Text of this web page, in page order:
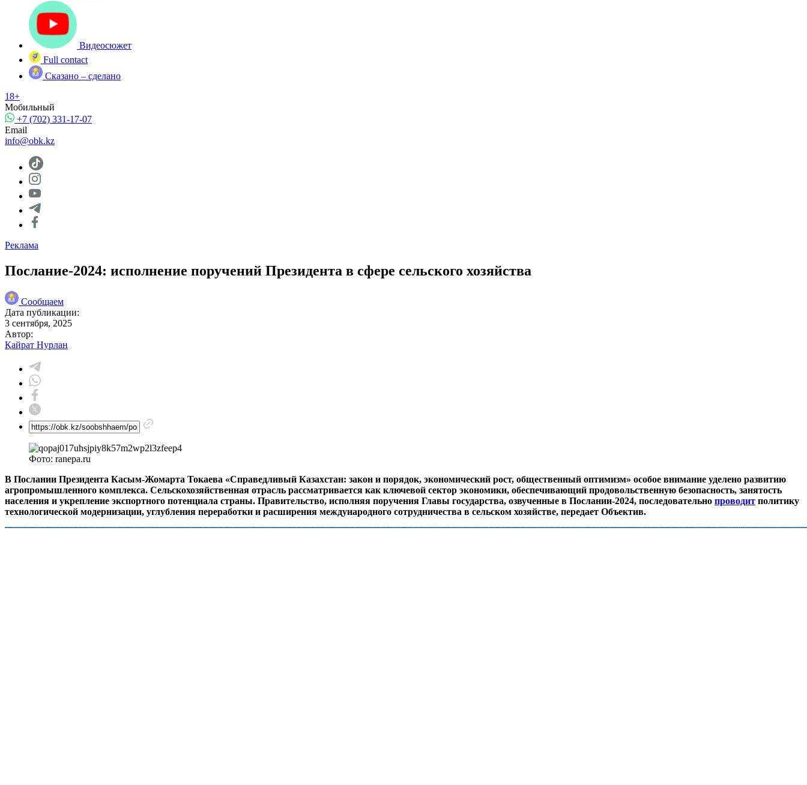
Видеосюжет
Full contact
Сказано – сделано
18+
Мобильный
+7 (702) 331-17-07
Email
info@obk.kz
Реклама
Послание-2024: исполнение поручений Президента в сфере сельского хозяйства
Сообщаем
Дата публикации:
3 сентября, 2025
Автор:
Қайрат Нурлан
Фото: ranepa.ru
В Послании Президента Касым-Жомарта Токаева «Справедливый Казахстан: закон и порядок, экономический рост, общественный оптимизм» особое внимание уделено развитию
агропромышленного комплекса. Сельскохозяйственная отрасль рассматривается как ключевой сектор экономики, обеспечивающий продовольственную безопасность, занятость
населения и укрепление экспортного потенциала страны. Правительство, исполняя поручения Главы государства, озвученные в Послании-2024, последовательно проводит политику
технологической модернизации, углубления переработки и расширения международного сотрудничества в сельском хозяйстве, передает Объектив.